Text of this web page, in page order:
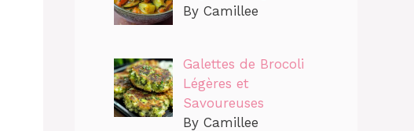
By Camillee
Galettes de Brocoli
Légères et
Savoureuses
By Camillee